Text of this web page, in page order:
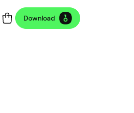
Download